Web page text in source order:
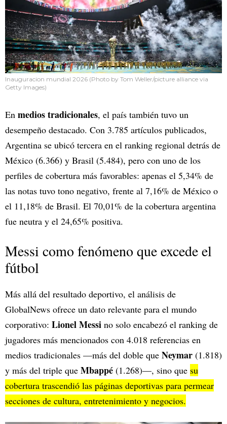
Inauguracion mundial 2026 (Photo by Tom Weller/picture alliance via
Getty Images)
En medios tradicionales, el país también tuvo un
desempeño destacado. Con 3.785 artículos publicados,
Argentina se ubicó tercera en el ranking regional detrás de
México (6.366) y Brasil (5.484), pero con uno de los
perfiles de cobertura más favorables: apenas el 5,34% de
las notas tuvo tono negativo, frente al 7,16% de México o
el 11,18% de Brasil. El 70,01% de la cobertura argentina
fue neutra y el 24,65% positiva.
Messi como fenómeno que excede el
fútbol
Más allá del resultado deportivo, el análisis de
GlobalNews ofrece un dato relevante para el mundo
corporativo: Lionel Messi no solo encabezó el ranking de
jugadores más mencionados con 4.018 referencias en
medios tradicionales —más del doble que Neymar (1.818)
y más del triple que Mbappé (1.268)—, sino que su
cobertura trascendió las páginas deportivas para permear
secciones de cultura, entretenimiento y negocios.